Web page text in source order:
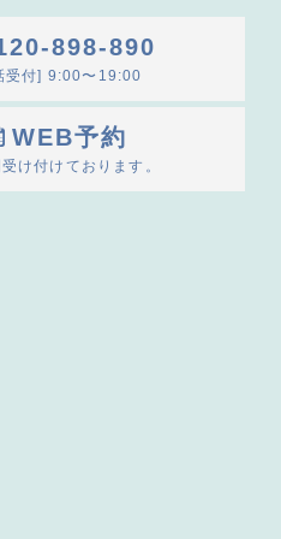
898-890
受付] 9:00〜19:00
WEB予約
け付けております。